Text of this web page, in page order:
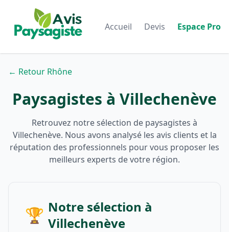
Accueil Devis Espace Pro
← Retour Rhône
Paysagistes à Villechenève
Retrouvez notre sélection de paysagistes à
Villechenève. Nous avons analysé les avis clients et la
réputation des professionnels pour vous proposer les
meilleurs experts de votre région.
🏆 Notre sélection à
Villechenève